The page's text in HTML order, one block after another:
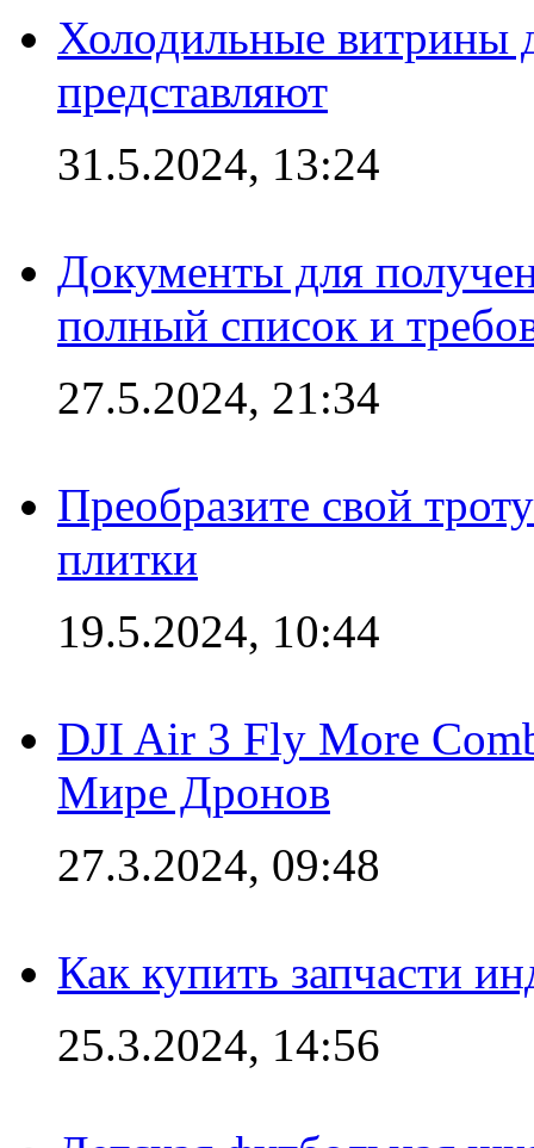
Холодильные витрины
представляют
31.5.2024, 13:24
Документы для
полный список и
27.5.2024, 21:34
Преобразите свой
плитки
19.5.2024, 10:44
DJI Air 3 Fly More
Мире Дронов
27.3.2024, 09:48
Как купить запчасти
25.3.2024, 14:56